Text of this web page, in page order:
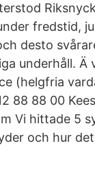
fredstid,
desto
underhåll. Ä
(helgfria
88 88 00
Vi hittade 5
och hur